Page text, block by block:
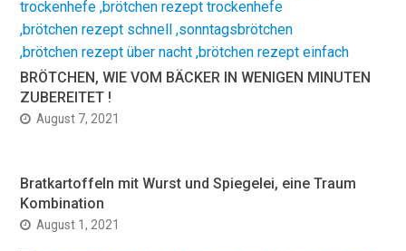
BRÖTCHEN, WIE VOM BÄCKER IN WENIGEN MINUTEN
ZUBEREITET !
August 7, 2021
Bratkartoffeln mit Wurst und Spiegelei, eine Traum
Kombination
August 1, 2021